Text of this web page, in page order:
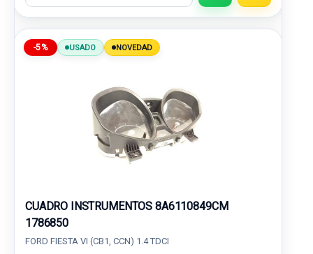
-5% USADO NOVEDAD
CUADRO INSTRUMENTOS 8A6110849CM
1786850
FORD FIESTA VI (CB1, CCN) 1.4 TDCI